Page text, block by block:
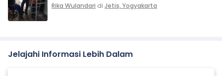
Rika Wulandari di Jetis, Yogyakarta
Jelajahi Informasi Lebih Dalam